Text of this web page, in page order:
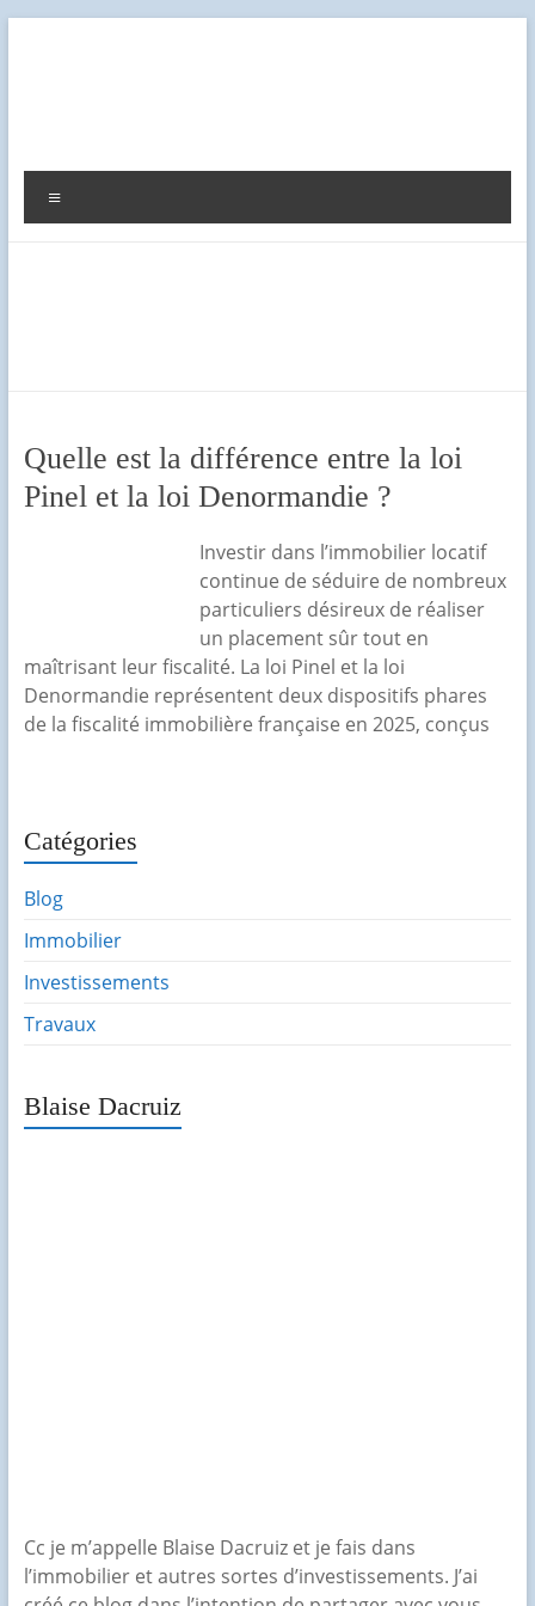
Diag
Expert
Quelle est la différence entre la loi
Pinel et la loi Denormandie ?
Investir dans l’immobilier locatif
continue de séduire de nombreux
particuliers désireux de réaliser
un placement sûr tout en
maîtrisant leur fiscalité. La loi Pinel et la loi
Denormandie représentent deux dispositifs phares
de la fiscalité immobilière française en 2025, conçus
Catégories
Blog
Immobilier
Investissements
Travaux
Blaise Dacruiz
Cc je m’appelle Blaise Dacruiz et je fais dans
l’immobilier et autres sortes d’investissements. J’ai